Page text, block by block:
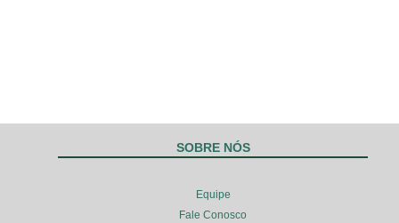
SOBRE NÓS
Equipe
Fale Conosco